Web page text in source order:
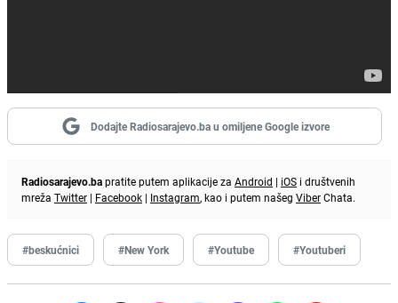
Dodajte Radiosarajevo.ba u omiljene Google izvore
Radiosarajevo.bapratite putem aplikacije za Android | iOS i društvenih
mreža Twitter | Facebook | Instagram, kao i putem našeg ViberChata.
#beskućnici #New York #Youtube #Youtuberi